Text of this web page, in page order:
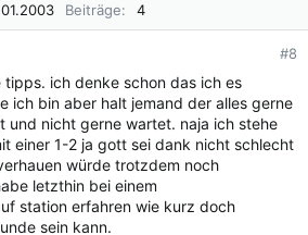
Beiträge 4
#8
ich denke schon das ich es
ich bin aber halt jemand der alles gerne
und nicht gerne wartet. naja ich stehe
einer 1-2 ja gott sei dank nicht schlecht
würde trotzdem noch
letzthin bei einem
station erfahren wie kurz doch
sein kann.